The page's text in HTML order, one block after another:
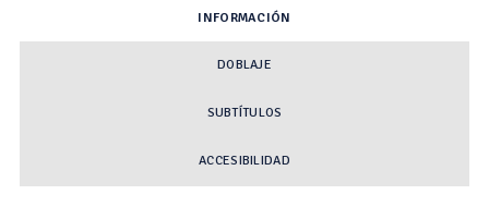
INFORMACIÓN
DOBLAJE
SUBTÍTULOS
ACCESIBILIDAD